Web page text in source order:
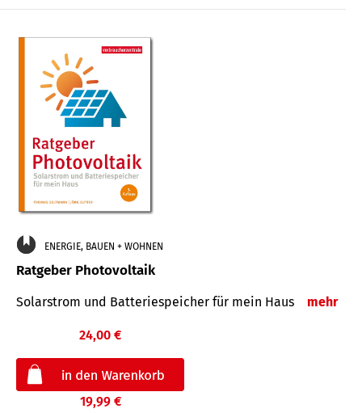
ENERGIE, BAUEN + WOHNEN
Ratgeber Photovoltaik
Solarstrom und Batteriespeicher für mein Haus mehr
24,00 €
19,99 €